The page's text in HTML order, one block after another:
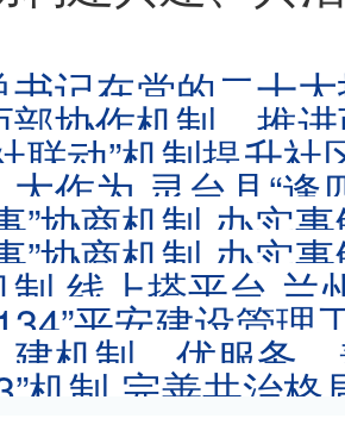
书记在党的二十
革开放史、社会
——湖南省株 2023-
协作机制，推
联动”机制提升社
作为 灵台县“
”协商机制 办实
”协商机制 办实
线上搭平台 兰
平安建设管理
机制、优服务
机制 完善共治格